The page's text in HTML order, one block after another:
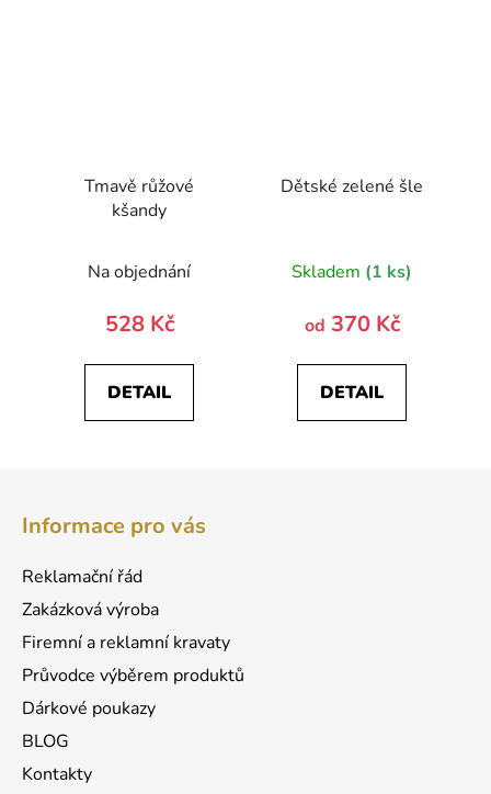
Tmavě růžové
kšandy
Na objednání
528 Kč
DETAIL
Dětské zelené šle
Skladem (1 ks)
od 370 Kč
DETAIL
Informace pro vás
Reklamační řád
Zakázková výroba
Firemní a reklamní kravaty
Průvodce výběrem produktů
Dárkové poukazy
BLOG
Kontakty